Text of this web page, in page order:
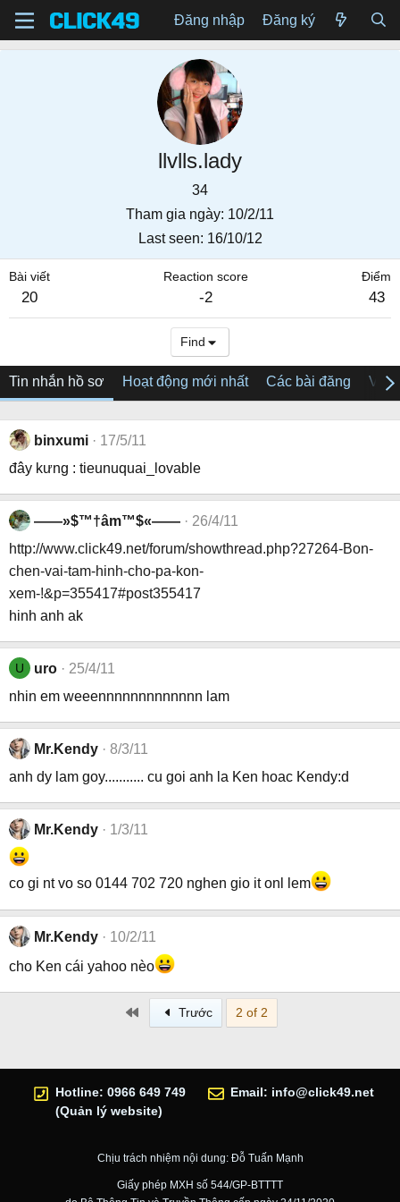
Đăng nhập Đăng ký
llvlls.lady
34
Tham gia ngày 10/2/11
Last seen 16/10/12
Bài viết
20
Reaction score
-2
Điểm
43
Find
Tin nhắn hồ sơ Hoạt động mới nhất Các bài đăng Về
binxumi
17/5/11
đây kưng : tieunuquai_lovable
——»$™†âm™$«——
26/4/11
http://www.click49.net/forum/showthread.php?27264-Bon-
chen-vai-tam-hinh-cho-pa-kon-
xem-!&p=355417#post355417
hinh anh ak
U uro
25/4/11
nhin em weeennnnnnnnnnnnn lam
Mr.Kendy
8/3/11
anh dy lam goy........... cu goi anh la Ken hoac Kendy:d
Mr.Kendy 1/3/11
co gi nt vo so 0144 702 720 nghen gio it onl lem
Mr.Kendy
10/2/11
cho Ken cái yahoo nèo
Trước 2 of 2
Hotline: 0966 649 749
(Quản lý website)
Email: info@click49.net
Chịu trách nhiệm nội dung: Đỗ Tuấn Mạnh
Giấy phép MXH số 544/GP-BTTTT